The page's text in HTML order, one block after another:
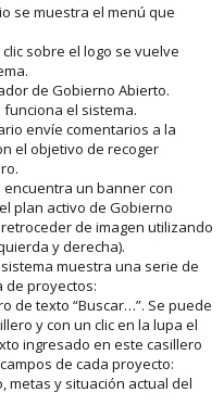
se muestra el menú que
clic sobre el logo se vuelve
de Gobierno Abierto.
funciona el sistema.
envíe comentarios a la
el objetivo de recoger
un banner con
plan activo de Gobierno
de imagen utilizando
y derecha).
muestra una serie de
de proyectos:
de texto “Buscar…”. Se puede
y con un clic en la lupa el
ingresado en este casillero
de cada proyecto:
metas y situación actual del